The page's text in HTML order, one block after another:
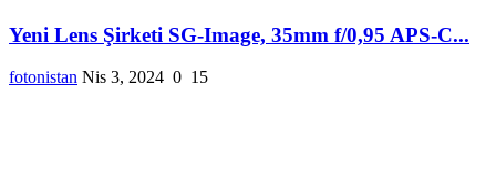
Yeni Lens Şirketi SG-Image, 35mm f/0,95 APS-C...
fotonistan Nis 3, 2024 0 15